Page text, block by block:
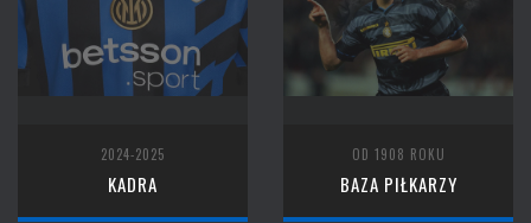
2024-2025
KADRA
OD 1908 ROKU
BAZA PIŁKARZY